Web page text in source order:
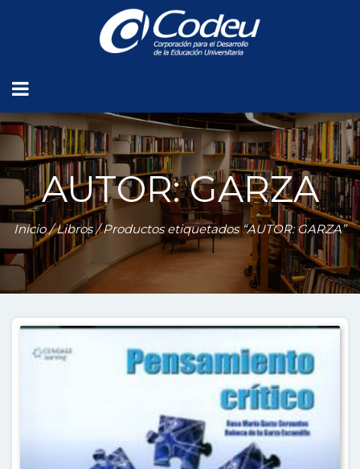
AUTOR: GARZA
Inicio/Libros/ Productos etiquetados “AUTOR: GARZA”